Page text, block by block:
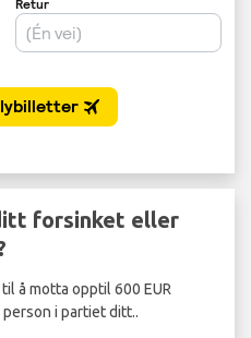
forsinket eller
å motta opptil 600 EUR
i partiet ditt..